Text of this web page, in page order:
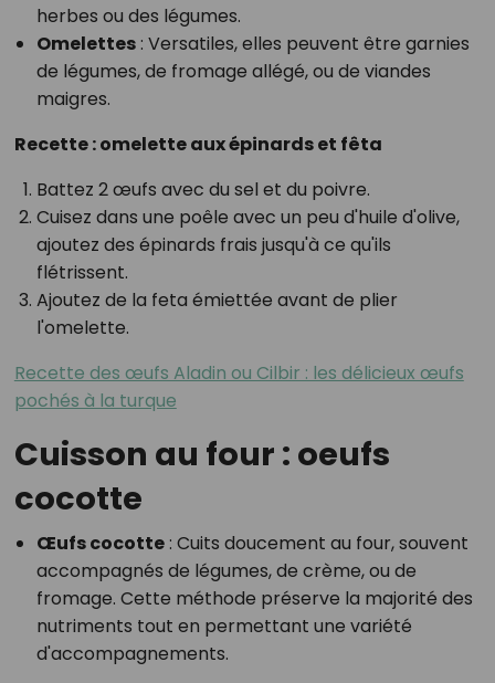
herbes ou des légumes.
Omelettes: Versatiles, elles peuvent être garnies
de légumes, de fromage allégé, ou de viandes
maigres.
Recette : omelette aux épinards et fêta
Battez 2 œufs avec du sel et du poivre.
Cuisez dans une poêle avec un peu d'huile d'olive,
ajoutez des épinards frais jusqu'à ce qu'ils
flétrissent.
Ajoutez de la feta émiettée avant de plier
l'omelette.
Recette des œufs Aladin ou Cilbir : les délicieux œufs
pochés à la turque
Cuisson au four : oeufs
cocotte
Œufs cocotte: Cuits doucement au four, souvent
accompagnés de légumes, de crème, ou de
fromage. Cette méthode préserve la majorité des
nutriments tout en permettant une variété
d'accompagnements.